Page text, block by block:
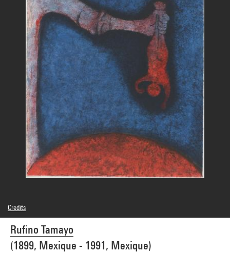
Rufino Tamayo
(1899, Mexique - 1991, Mexique)
Credits
© Adagp, Paris
Photo credits : Centre Pompidou, MNAM-CCI/Audrey Laurans/Dist. GrandPalaisRmn
Image reference : 4N86790
Image presentation :GrandPalaisRmnPhoto